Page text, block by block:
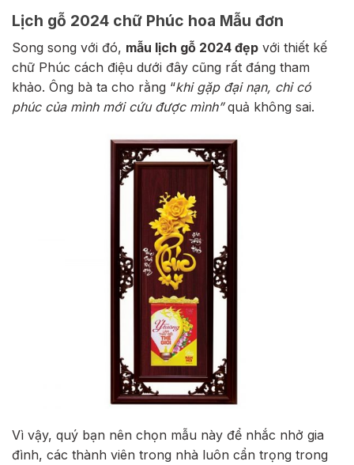
Lịch gỗ 2024 chữ Phúc hoa Mẫu đơn
Song song với đó, mẫu lịch gỗ 2024 đẹp với thiết kế
chữ Phúc cách điệu dưới đây cũng rất đáng tham
khảo. Ông bà ta cho rằng “khi gặp đại nạn, chỉ có
phúc của mình mới cứu được mình”quả không sai.
Vì vậy, quý bạn nên chọn mẫu này để nhắc nhở gia
đình, các thành viên trong nhà luôn cẩn trọng trong